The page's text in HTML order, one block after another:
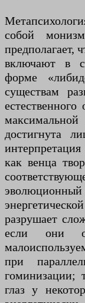
собой
предполагает,
включают в
форме
существам
достигнута
как венца
разрушает
если они
при
гоминизации;
глаз у